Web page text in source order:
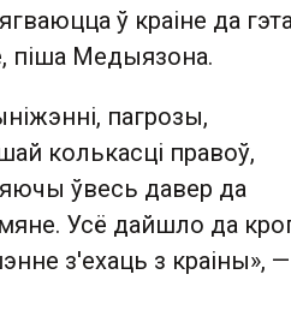
ў краіне да
піша Медыязона.
пагрозы,
колькасці правоў,
ўвесь давер да
Усё дайшло да
з'ехаць з краіны», —